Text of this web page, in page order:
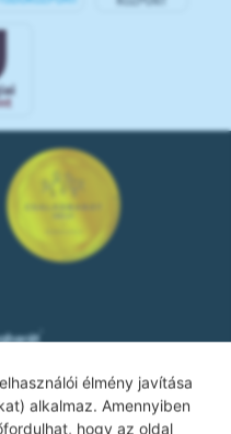
élmény javítása
alkalmaz. Amennyiben
hogy az oldal